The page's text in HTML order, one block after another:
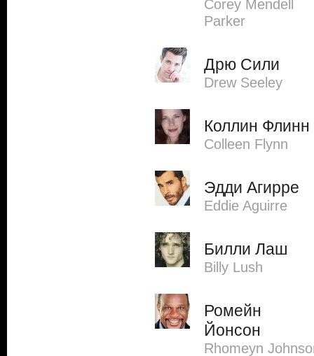
Corey Mendell
Parker
Дрю Сили
Drew Seeley
Коллин Флинн
Colleen Flynn
Эдди Агирре
Eddie Aguirre
Билли Лаш
Billy Lush
Ромейн
Йонсон
Rhomeyn